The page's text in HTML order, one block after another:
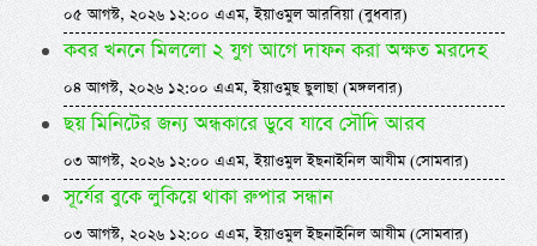
০৫ আগস্ট, ২০২৬ ১২:০০ এএম, ইয়াওমুল আরবিয়া (বুধবার)
কবর খননে মিললো ২ যুগ আগে দাফন করা অক্ষত মরদেহ
০৪ আগস্ট, ২০২৬ ১২:০০ এএম, ইয়াওমুছ ছুলাছা (মঙ্গলবার)
ছয় মিনিটের জন্য অন্ধকারে ডুবে যাবে সৌদি আরব
০৩ আগস্ট, ২০২৬ ১২:০০ এএম, ইয়াওমুল ইছনাইনিল আযীম (সোমবার)
সূর্যের বুকে লুকিয়ে থাকা রুপার সন্ধান
০৩ আগস্ট, ২০২৬ ১২:০০ এএম, ইয়াওমুল ইছনাইনিল আযীম (সোমবার)